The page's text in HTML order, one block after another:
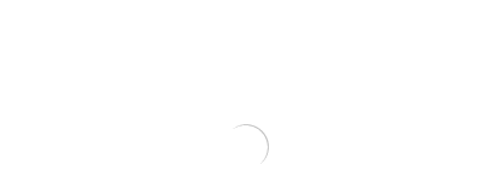
KERAMINIS INDAS 5,5X12